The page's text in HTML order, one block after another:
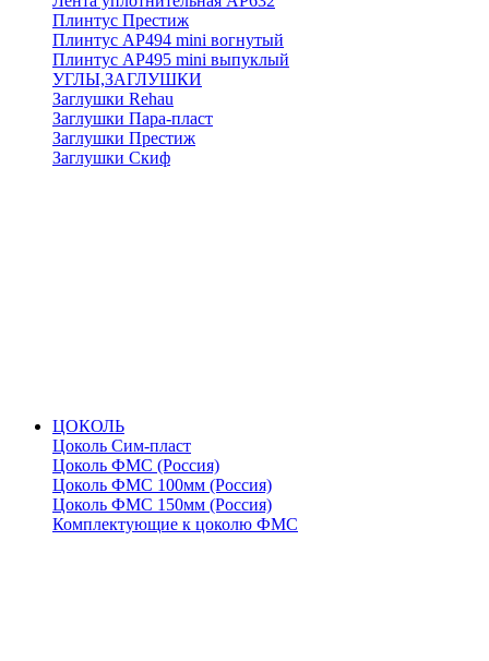
Плинтус Престиж
Плинтус АР494 mini вогнутый
Плинтус АР495 mini выпуклый
УГЛЫ,ЗАГЛУШКИ
Заглушки Rehau
Заглушки Пара-пласт
Заглушки Престиж
Заглушки Скиф
ЦОКОЛЬ
Цоколь Сим-пласт
Цоколь ФМС (Россия)
Цоколь ФМС 100мм (Россия)
Цоколь ФМС 150мм (Россия)
Комплектующие к цоколю ФМС